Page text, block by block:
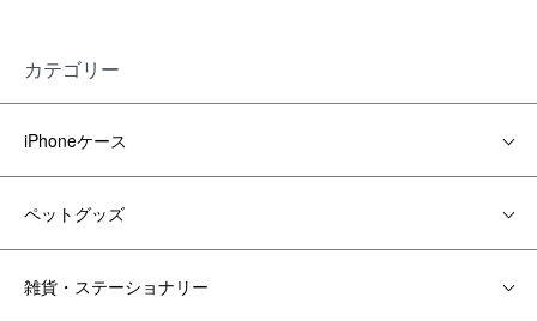
カテゴリー
iPhoneケース
ペットグッズ
雑貨・ステーショナリー